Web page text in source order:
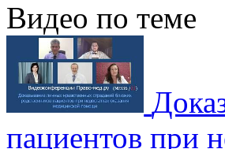
Видео по теме
пациентов при